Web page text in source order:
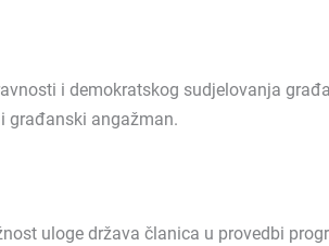
i demokratskog sudjelovanja
građanski angažman.
uloge država članica u provedbi